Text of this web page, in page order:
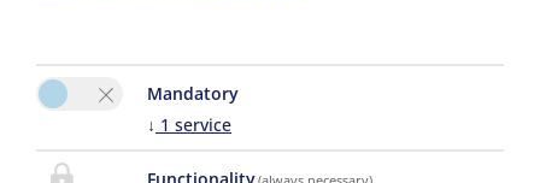
cookie-instellingen de optie ‘Functionaliteit’
Cookie-instellingen
Mandatory
↓ 1 service